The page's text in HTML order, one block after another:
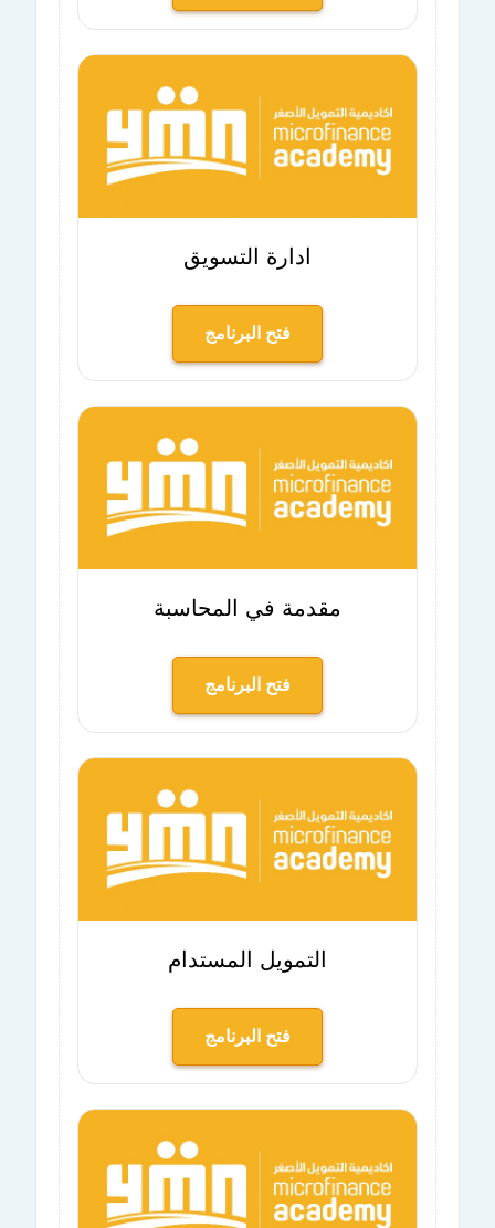
ادارة التسويق
فتح البرنامج
مقدمة في المحاسبة
فتح البرنامج
التمويل المستدام
فتح البرنامج